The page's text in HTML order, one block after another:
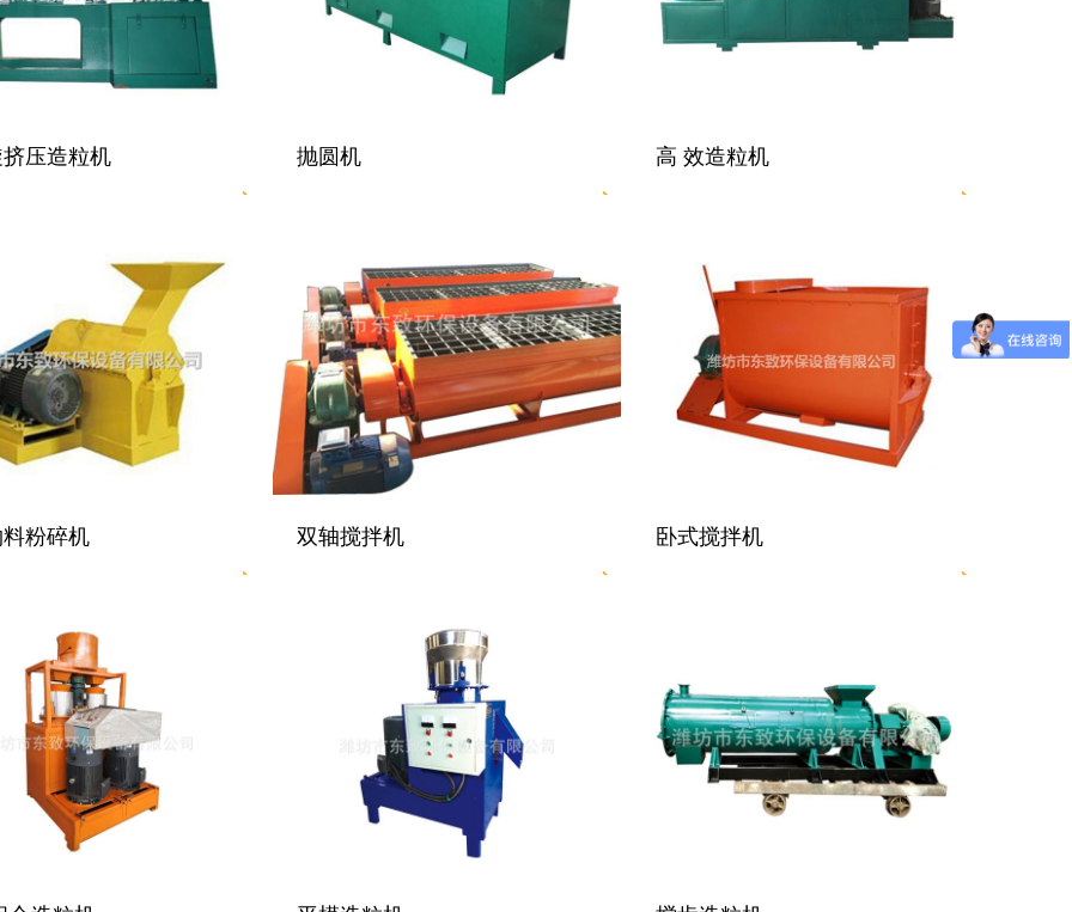
压造粒机 抛圆机 高 效造粒机
粉碎机 双轴搅拌机 卧式搅拌机